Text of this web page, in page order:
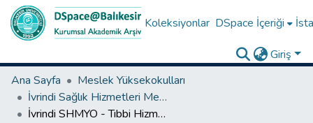
Koleksiyonlar DSpace İçeriği
Giriş
Ana Sayfa
Meslek Yüksekokulları
İvrindi Sağlık Hizmetleri Meslek Yüksekokulu
İvrindi SHMYO - Tıbbi Hizmetler ve Teknikler Bölümü